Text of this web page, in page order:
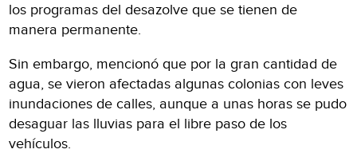
los programas del desazolve que se tienen de
manera permanente.
Sin embargo, mencionó que por la gran cantidad de
agua, se vieron afectadas algunas colonias con leves
inundaciones de calles, aunque a unas horas se pudo
desaguar las lluvias para el libre paso de los
vehículos.